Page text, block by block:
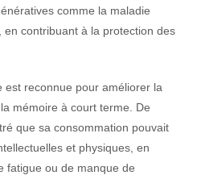
comme la maladie
en contribuant à la protection des
est reconnue pour améliorer la
mémoire à court terme. De
que sa consommation pouvait
et physiques, en
fatigue ou de manque de